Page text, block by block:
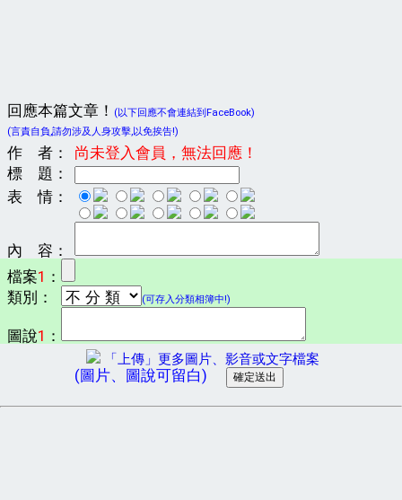
回應本篇文章！
(以下回應不會連結到FaceBook)
(言責自負,請勿涉及人身攻擊,以免挨告!)
作 者：
尚未登入會員，無法回應！
標 題：
表 情：
內 容：
檔案1 ：
類別：
(可存入分類相簿中!)
圖說1 ：
「上傳」更多圖片、影音或文字檔案
(圖片、圖說可留白)